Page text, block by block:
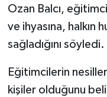
Ozan Balcı,
ve ihyasına, halkın
sağladığını söyledi.
Eğitimcilerin
kişiler olduğunu